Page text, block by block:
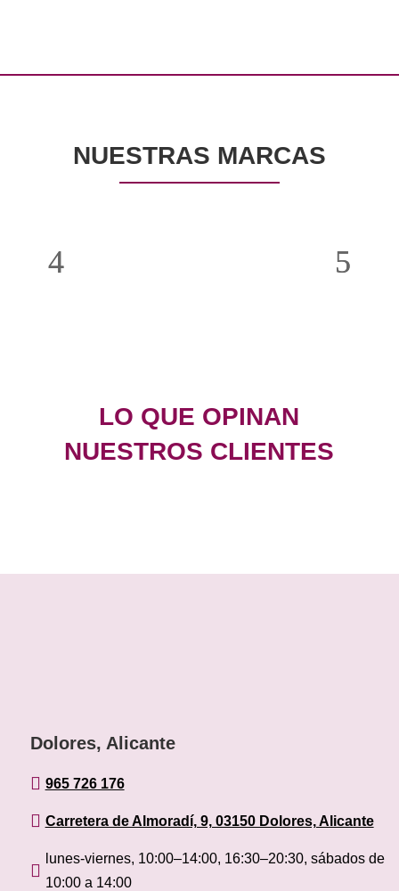
NUESTRAS MARCAS
LO QUE OPINAN
NUESTROS CLIENTES
Dolores, Alicante
 965 726 176
 Carretera de Almoradí, 9, 03150 Dolores, Alicante

lunes-viernes, 10:00–14:00, 16:30–20:30, sábados de
10:00 a 14:00